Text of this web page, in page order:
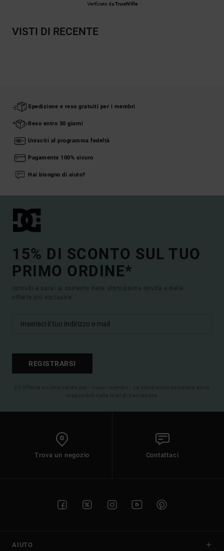
Verificato daTrustVille
VISTI DI RECENTE
Spedizione e reso gratuiti per i membri
Reso entro 30 giorni
Unisciti al programma fedeltà
Pagamento 100% sicuro
Hai bisogno di aiuto?
15% DI SCONTO SUL TUO
PRIMO ORDINE*
Iscriviti e sarai al corrente delle ultimissime novità e delle
offerte più esclusive.
REGISTRARSI
(*) Offerta on-line valida per i nuovi membri - Le condizioni complete sono
disponibili nella mail di benvenuto
Trova un negozio Contattaci
AIUTO